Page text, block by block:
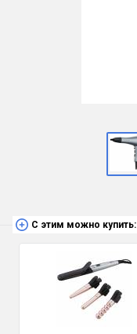
С этим можно купить: